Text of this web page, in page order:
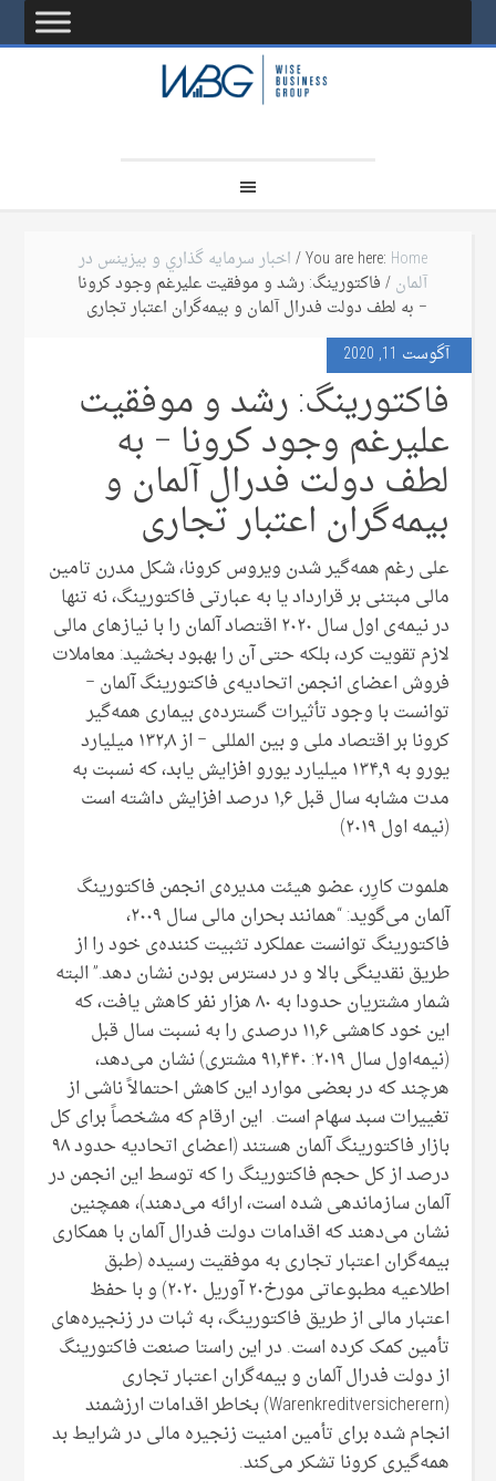
You are here: Home
/اخبار سرمايه گذاري و بيزينس در
آلمان/ فاکتورینگ: رشد و موفقیت علیرغم وجود کرونا
– به لطف دولت فدرال آلمان و بیمه‌گران اعتبار تجاری
آگوست 11, 2020
فاکتورینگ: رشد و موفقیت
علیرغم وجود کرونا – به
لطف دولت فدرال آلمان و
بیمه‌گران اعتبار تجاری
علی رغم همه‌گیر شدن ویروس کرونا، شکل مدرن تامین
مالی مبتنی بر قرارداد یا به عبارتی فاکتورینگ، نه تنها
در نیمه‌ی اول سال ۲۰۲۰ اقتصاد آلمان را با نیازهای مالی
لازم تقویت کرد، بلکه حتی آن را بهبود بخشید: معاملات
فروش اعضای انجمن اتحادیه‌ی فاکتورینگ آلمان –
توانست با وجود تأثیرات گسترده‌ی بیماری همه‌گیر
کرونا بر اقتصاد ملی و بین المللی – از ۱۳۲٫۸ میلیارد
یورو به ۱۳۴٫۹ میلیارد یورو افزایش یابد، که نسبت به
مدت مشابه سال قبل ۱٫۶ درصد افزایش داشته است
(نیمه اول ۲۰۱۹)
هلموت کارِر، عضو هیئت مدیره‌ی انجمن فاکتورینگ
آلمان می‌گوید: “همانند بحران مالی سال ۲۰۰۹،
فاکتورینگ توانست عملکرد تثبیت کننده‌ی خود را از
طریق نقدینگی بالا و در دسترس بودن نشان دهد.” البته
شمار مشتریان حدودا به ۸۰ هزار نفر کاهش یافت، که
این خود کاهشی ۱۱٫۶ درصدی را به نسبت سال قبل
(نیمه‌اول سال ۲۰۱۹: ۹۱٫۴۴۰ مشتری) نشان می‌دهد،
هرچند که در بعضی موارد این کاهش احتمالاً ناشی از
تغییرات سبد سهام است. این ارقام که مشخصاً برای کل
بازار فاکتورینگ آلمان هستند (اعضای اتحادیه حدود ۹۸
درصد از کل حجم فاکتورینگ را که توسط این انجمن در
آلمان سازماندهی شده است، ارائه می‌دهند)، همچنین
نشان می‌دهند که اقدامات دولت فدرال آلمان با همکاری
بیمه‌گران اعتبار تجاری به موفقیت رسیده (طبق
اطلاعیه مطبوعاتی مورخ۲۰ آوریل ۲۰۲۰) و با حفظ
اعتبار مالی از طریق فاکتورینگ، به ثبات در زنجیره‌های
تأمین کمک کرده است. در این راستا صنعت فاکتورینگ
از دولت فدرال آلمان و بیمه‌گران اعتبار تجاری
(Warenkreditversicherern) بخاطر اقدامات ارزشمند
انجام شده برای تأمین امنیت زنجیره مالی در شرایط بد
همه‌گیری کرونا تشکر می‌کند.